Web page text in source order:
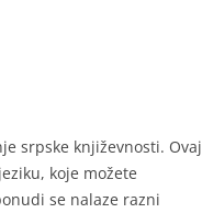
srpske književnosti. Ovaj
koje možete
se nalaze razni